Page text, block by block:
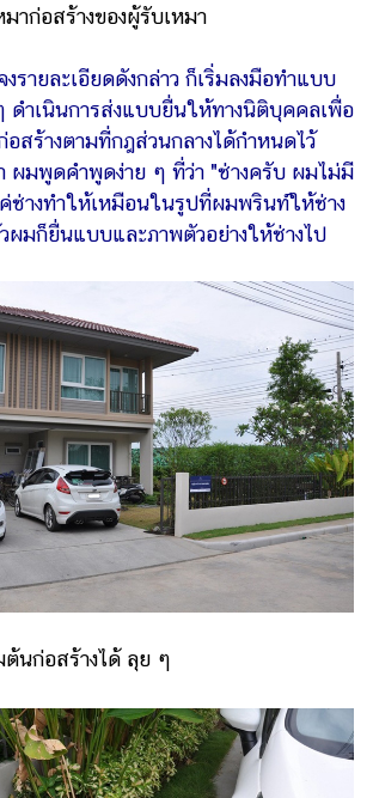
มาก่อสร้างของผู้รับเหมา
งรายละเอียดดังกล่าว ก็เริ่มลงมือทำแบบ
ดำเนินการส่งแบบยื่นให้ทางนิติบุคคลเพื่อ
อสร้างตามที่กฎส่วนกลางได้กำหนดไว้
ผมพูดคำพูดง่าย ๆ ที่ว่า "ช่างครับ ผมไม่มี
ช่างทำให้เหมือนในรูปที่ผมพรินท์ให้ช่าง
ผมก็ยื่นแบบและภาพตัวอย่างให้ช่างไป
ต้นก่อสร้างได้ ลุย ๆ